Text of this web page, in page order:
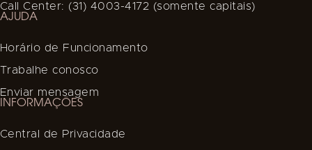
Call Center: (31) 4003-4172 (somente capitais)
AJUDA
Horário de Funcionamento
Trabalhe conosco
Enviar mensagem
INFORMAÇÕES
Central de Privacidade